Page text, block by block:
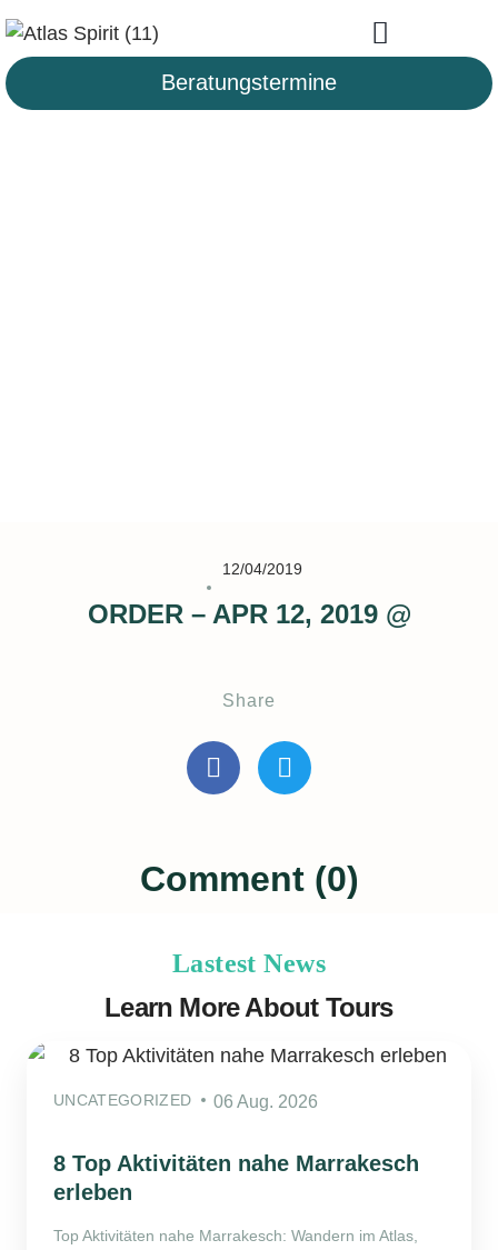
Beratungstermine
12/04/2019
ORDER – APR 12, 2019 @
Share
Comment (0)
Lastest News
Learn More About Tours
UNCATEGORIZED 06 Aug. 2026
8 Top Aktivitäten nahe Marrakesch
erleben
Top Aktivitäten nahe Marrakesch: Wandern im Atlas,